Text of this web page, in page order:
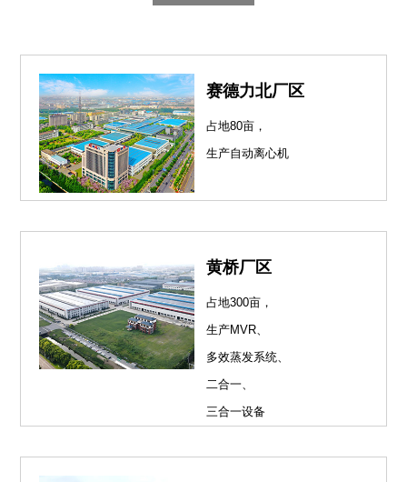
赛德力北厂区
占地80亩，
生产自动离心机
黄桥厂区
占地300亩，
生产MVR、
多效蒸发系统、
二合一、
三合一设备